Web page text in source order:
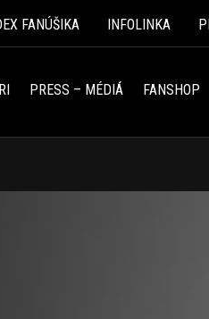
FANÚŠIKA INFOLINKA
PRESS – MÉDIÁ FANSHOP